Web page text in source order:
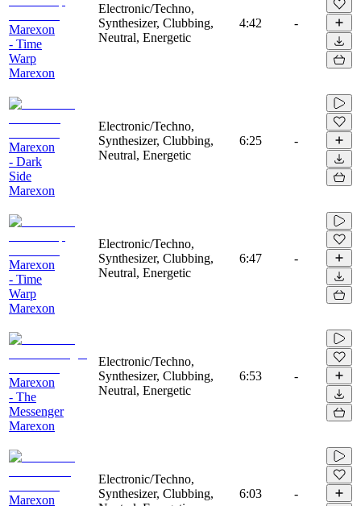
Marexon
- Time
Warp
Marexon
Electronic/Techno,
Synthesizer, Clubbing,
Neutral, Energetic
4:42 -
Marexon
- Dark
Side
Marexon
Electronic/Techno,
Synthesizer, Clubbing,
Neutral, Energetic
6:25 -
Marexon
- Time
Warp
Marexon
Electronic/Techno,
Synthesizer, Clubbing,
Neutral, Energetic
6:47 -
Marexon
- The
Messenger
Marexon
Electronic/Techno,
Synthesizer, Clubbing,
Neutral, Energetic
6:53 -
Marexon
Electronic/Techno,
Synthesizer, Clubbing,
6:03 -